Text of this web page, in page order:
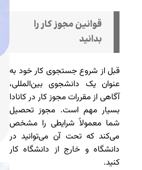
قوانین مجوز کار را
بدانید
قبل از شروع جستجوی کار خود به
عنوان یک دانشجوی بین‌المللی،
آگاهی از مقررات مجوز کار در کانادا
بسیار مهم است. مجوز تحصیل
شما معمولاً شرایطی را مشخص
می‌کند که تحت آن می‌توانید در
دانشگاه و خارج از دانشگاه کار
کنید.